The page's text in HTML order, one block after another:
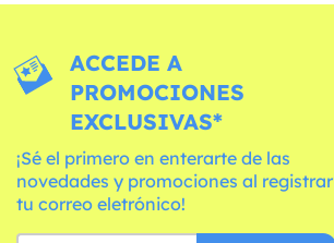
ACCEDE A
PROMOCIONES
EXCLUSIVAS*
¡Sé el primero en enterarte de las
novedades y promociones al registrar
tu correo eletrónico!